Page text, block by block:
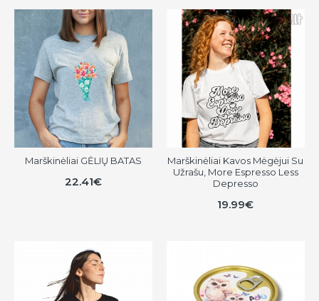
Marškinėliai GĖLIŲ BATAS
22.41€
Marškinėliai Kavos Mėgėjui Su
Užrašu, More Espresso Less
Depresso
19.99€